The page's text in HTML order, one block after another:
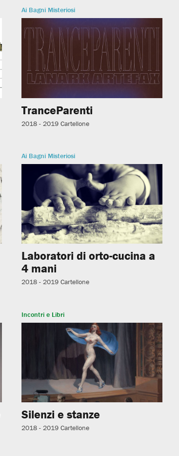
Ai Bagni Misteriosi
TranceParenti
2018 - 2019 Cartellone
Ai Bagni Misteriosi
Laboratori di orto-cucina a
4 mani
2018 - 2019 Cartellone
Incontri e Libri
Silenzi e stanze
2018 - 2019 Cartellone